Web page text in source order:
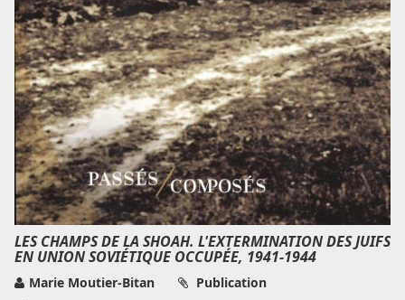
LES CHAMPS DE LA SHOAH. L'EXTERMINATION DES JUIFS
EN UNION SOVIÉTIQUE OCCUPÉE, 1941-1944
Marie Moutier-Bitan
Publication